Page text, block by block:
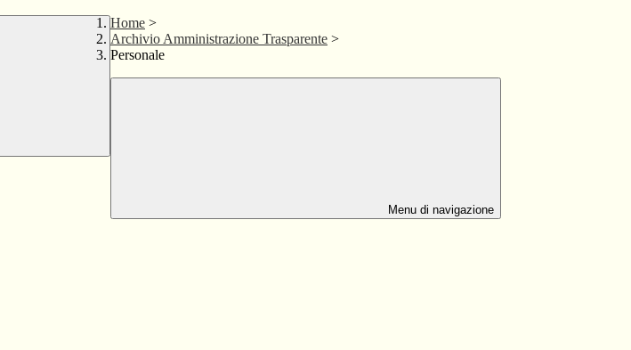
Home >
Archivio Amministrazione Trasparente >
Personale
Menu di navigazione